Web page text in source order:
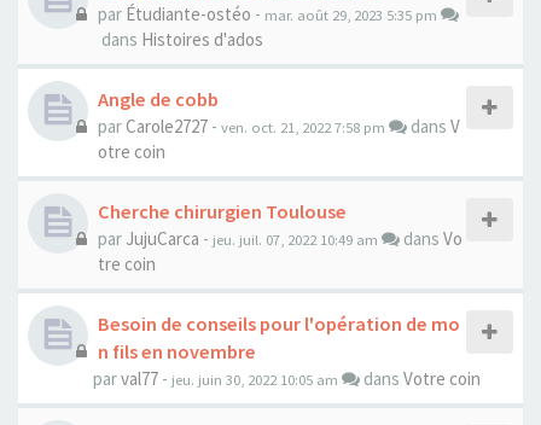
par Étudiante-ostéo - mar. août 29, 2023 5:35 pm
dans Histoires d'ados
Angle de cobb
parCarole2727 - ven. oct. 21, 2022 7:58 pm dans V
otre coin
Cherche chirurgien Toulouse
par JujuCarca - jeu. juil. 07, 2022 10:49 am dans Vo
tre coin
Besoin de conseils pour l'opération de mo
n fils en novembre
parval77 - jeu. juin 30, 2022 10:05 am dans Votre coin